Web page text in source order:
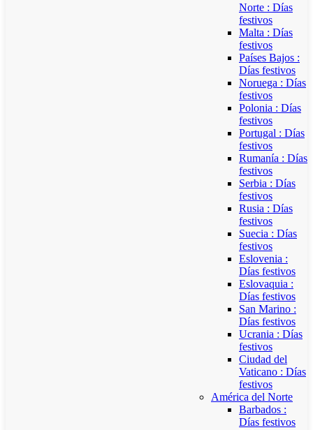
Norte : Días
festivos
Malta : Días
festivos
Países Bajos :
Días festivos
Noruega : Días
festivos
Polonia : Días
festivos
Portugal : Días
festivos
Rumanía : Días
festivos
Serbia : Días
festivos
Rusia : Días
festivos
Suecia : Días
festivos
Eslovenia :
Días festivos
Eslovaquia :
Días festivos
San Marino :
Días festivos
Ucrania : Días
festivos
Ciudad del
Vaticano : Días
festivos
América del Norte
Barbados :
Días festivos